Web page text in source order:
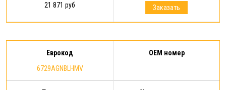
21 871 руб Заказать
Еврокод
6729AGNBLHMV
OEM номер